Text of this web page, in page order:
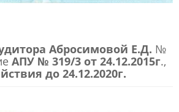
Абросимовой Е.Д. №
АПУ № 319/3 от 24.12.2015г.,
до 24.12.2020г.